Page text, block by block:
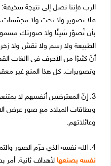
الرب فإننا نصل إلى نتيجة
فلا تصوير ولا نحت ولا
بأن تُصوّر شيئًا ولا صورتك
الطبيعة ولا رسم ولا نقش ولا
أنّ كثيرًا من الأحرف في االغات
وتصويرات. كل هذا المنع غير
3. إنّ المعترضين أنفسهم لا
وبطاقات الميلاد مع صور عرض
وعائلاتهم.
4. الله نفسه الذي حرّم الصور والتماثيل كي لا تُعتبر آلهة،
نفسه بصنعها لأهداف ثانية. أمر